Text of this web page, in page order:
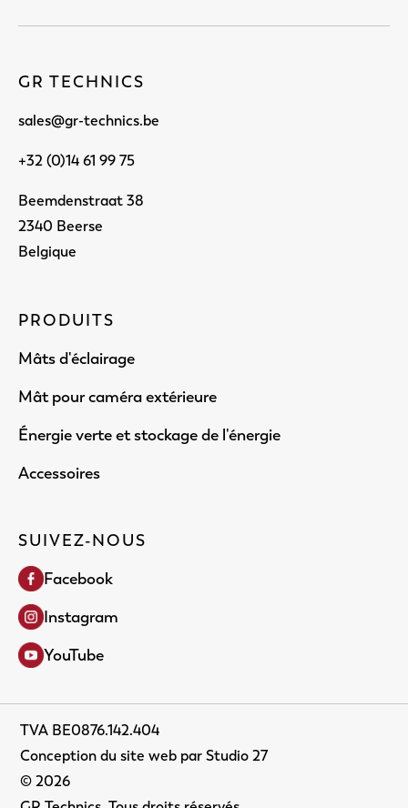
GR TECHNICS
sales@gr-technics.be
+32 (0)14 61 99 75
Beemdenstraat 38
2340 Beerse
Belgique
PRODUITS
Mâts d'éclairage
Mât pour caméra extérieure
Énergie verte et stockage de l'énergie
Accessoires
SUIVEZ-NOUS
Facebook
Instagram
YouTube
©2026
TVA BE0876.142.404
Conception du site web par Studio 27